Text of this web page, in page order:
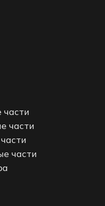
части
части
части